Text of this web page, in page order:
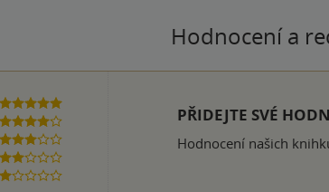
Hodnocení a
5 hvězdiček
4 hvězdičky
3 hvězdičky
2 hvězdičky
1 hvezdička
PŘIDEJTE SVÉ
Hodnocení našich